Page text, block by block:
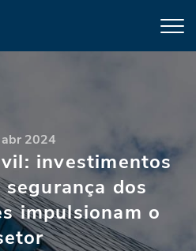
2024
investimentos
dos
impulsionam o